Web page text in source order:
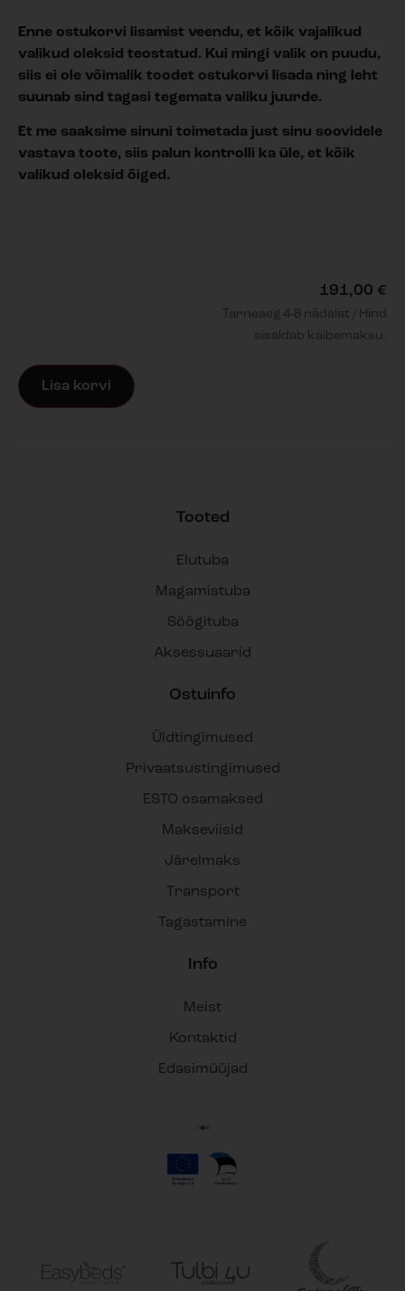
Enne ostukorvi lisamist veendu, et kõik vajalikud
valikud oleksid teostatud. Kui mingi valik on puudu,
siis ei ole võimalik toodet ostukorvi lisada ning leht
suunab sind tagasi tegemata valiku juurde.
Et me saaksime sinuni toimetada just sinu soovidele
vastava toote, siis palun kontrolli ka üle, et kõik
valikud oleksid õiged.
191,00 €
Tarneaeg 4-8 nädalat / Hind
sisaldab käibemaksu.
Lisa korvi
Tooted
Elutuba
Magamistuba
Söögituba
Aksessuaarid
Ostuinfo
Üldtingimused
Privaatsustingimused
ESTO osamaksed
Makseviisid
Järelmaks
Transport
Tagastamine
Info
Meist
Kontaktid
Edasimüüjad